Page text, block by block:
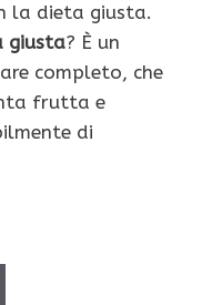
la dieta giusta.
giusta? È un
completo, che
frutta e
di